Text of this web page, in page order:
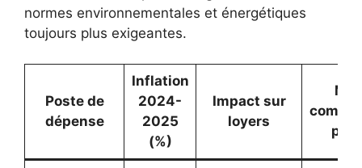
normes environnementales et énergétiques
toujours plus exigeantes.
Poste de
dépense
Inflation
2024-
2025
(%)
Impact sur
loyers